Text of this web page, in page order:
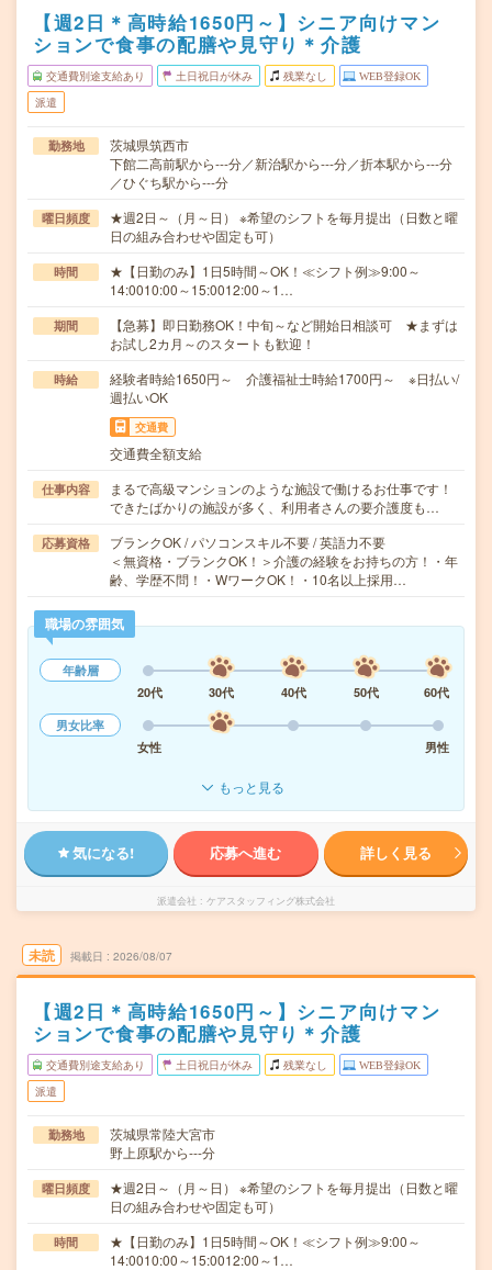
【週2日＊高時給1650円～】シニア向けマン
ションで食事の配膳や見守り＊介護
交通費別途支給あり 土日祝日が休み 残業なし WEB登録OK
派遣
勤務地
茨城県筑西市
下館二高前駅から---分／新治駅から---分／折本駅から---分
／ひぐち駅から---分
曜日頻度
★週2日～（月～日） ※希望のシフトを毎月提出（日数と曜
日の組み合わせや固定も可）
時間
★【日勤のみ】1日5時間～OK！≪シフト例≫9:00～
14:0010:00～15:0012:00～1…
期間
【急募】即日勤務OK！中旬～など開始日相談可 ★まずは
お試し2カ月～のスタートも歓迎！
時給
経験者時給1650円～ 介護福祉士時給1700円～ ※日払い/
週払いOK
交通費
交通費全額支給
仕事内容
まるで高級マンションのような施設で働けるお仕事です！
できたばかりの施設が多く、利用者さんの要介護度も…
応募資格
ブランクOK / パソコンスキル不要 / 英語力不要
＜無資格・ブランクOK！＞介護の経験をお持ちの方！・年
齢、学歴不問！・WワークOK！・10名以上採用…
職場の雰囲気
年齢層
20代
30代 40代 50代
60代
男女比率
女性
男性
もっと見る
気になる! 応募へ進む 詳しく見る
派遣会社 ケアスタッフィング株式会社
未読 掲載日 2026/08/07
【週2日＊高時給1650円～】シニア向けマン
ションで食事の配膳や見守り＊介護
交通費別途支給あり 土日祝日が休み 残業なし WEB登録OK
派遣
勤務地
茨城県常陸大宮市
野上原駅から---分
曜日頻度
★週2日～（月～日） ※希望のシフトを毎月提出（日数と曜
日の組み合わせや固定も可）
時間
★【日勤のみ】1日5時間～OK！≪シフト例≫9:00～
14:0010:00～15:0012:00～1…